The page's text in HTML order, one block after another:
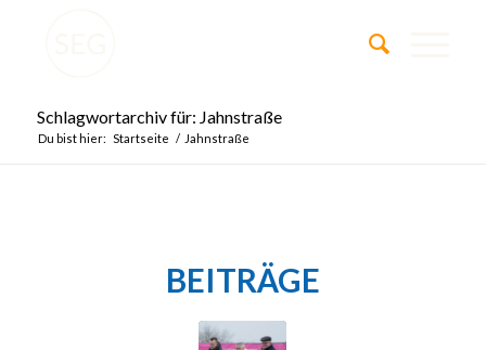
Schlagwortarchiv für: Jahnstraße
Du bist hier: Startseite / Jahnstraße
BEITRÄGE